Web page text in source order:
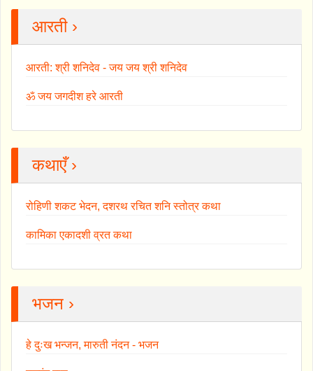
आरती ›
आरती: श्री शनिदेव - जय जय श्री शनिदेव
ॐ जय जगदीश हरे आरती
कथाएँ ›
रोहिणी शकट भेदन, दशरथ रचित शनि स्तोत्र कथा
कामिका एकादशी व्रत कथा
भजन ›
हे दुःख भन्जन, मारुती नंदन - भजन